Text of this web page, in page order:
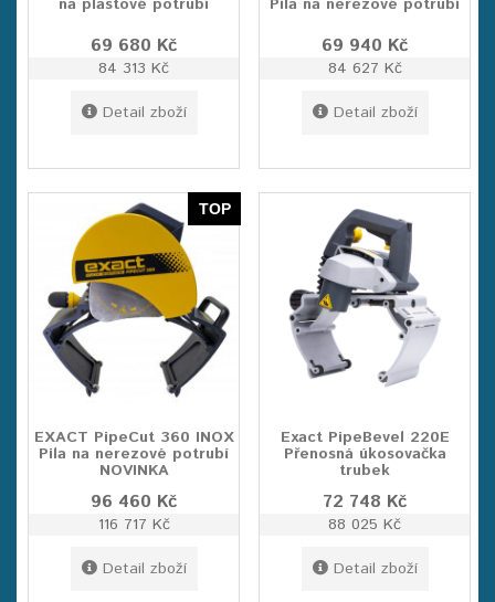
na plastové potrubí
69 680 Kč
84 313 Kč
Detail zboží
Pila na nerezové potrubí
69 940 Kč
84 627 Kč
Detail zboží
TOP
EXACT PipeCut 360 INOX
Pila na nerezové potrubí
NOVINKA
96 460 Kč
116 717 Kč
Detail zboží
Exact PipeBevel 220E
Přenosná úkosovačka
trubek
72 748 Kč
88 025 Kč
Detail zboží